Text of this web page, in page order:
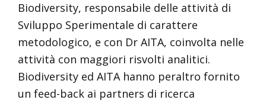
Biodiversity, responsabile delle attività di
Sviluppo Sperimentale di carattere
metodologico, e con Dr AITA, coinvolta nelle
attività con maggiori risvolti analitici.
Biodiversity ed AITA hanno peraltro fornito
un feed-back ai partners di ricerca